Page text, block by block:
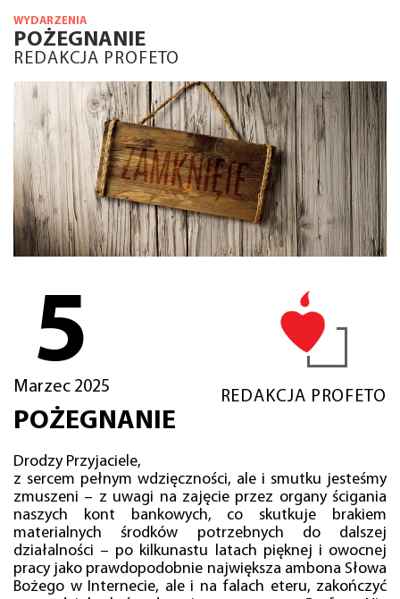
WYDARZENIA
POŻEGNANIE
REDAKCJA PROFETO
5
Marzec 2025
REDAKCJA PROFETO
POŻEGNANIE
Drodzy Przyjaciele,
z sercem pełnym wdzięczności, ale i smutku jesteśmy
zmuszeni – z uwagi na zajęcie przez organy ścigania
naszych kont bankowych, co skutkuje brakiem
materialnych środków potrzebnych do dalszej
działalności – po kilkunastu latach pięknej i owocnej
pracy jako prawdopodobnie największa ambona Słowa
Bożego w Internecie, ale i na falach eteru, zakończyć